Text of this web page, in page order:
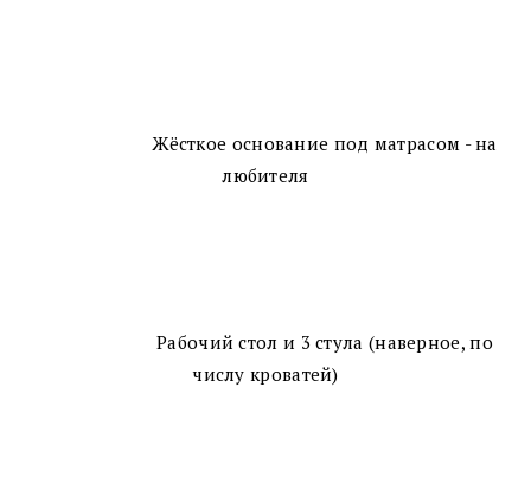
Жёсткое основание под матрасом - на
любителя
Рабочий стол и 3 стула (наверное, по
числу кроватей)